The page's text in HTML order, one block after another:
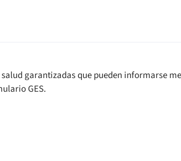
garantizadas que pueden informarse
GES.